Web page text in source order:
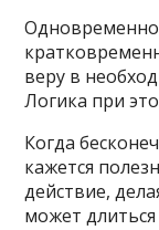
веру в
Логика при
Когда
кажется
действие,
может длиться